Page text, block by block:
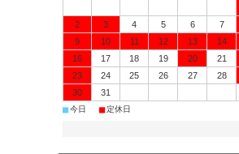
2
3 4 5 6 7
9
10 11 12 13 14
16
17 18 19 20 21
23
24 25 26 27 28
30
31
■今日 ■定休日